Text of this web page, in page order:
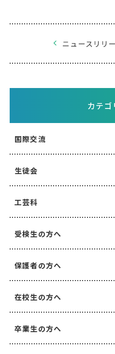
ニュースリリ
カテゴ
国際交流
生徒会
工芸科
受検生の方へ
保護者の方へ
在校生の方へ
卒業生の方へ